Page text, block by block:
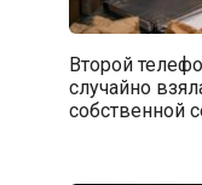
Второй
случайно
собственной